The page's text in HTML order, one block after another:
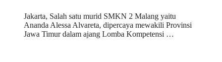
Jakarta, Salah satu murid SMKN 2 Malang yaitu
Ananda Alessa Alvareta, dipercaya mewakili Provinsi
Jawa Timur dalam ajang Lomba Kompetensi …